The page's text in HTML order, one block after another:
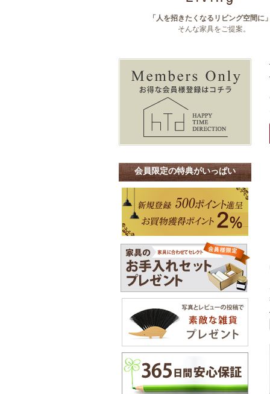
「人を招きたくなるリビング空間に
そんな家具をご提案。
会員限定の特典がいっぱい